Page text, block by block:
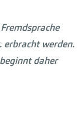
erbracht werden.
daher